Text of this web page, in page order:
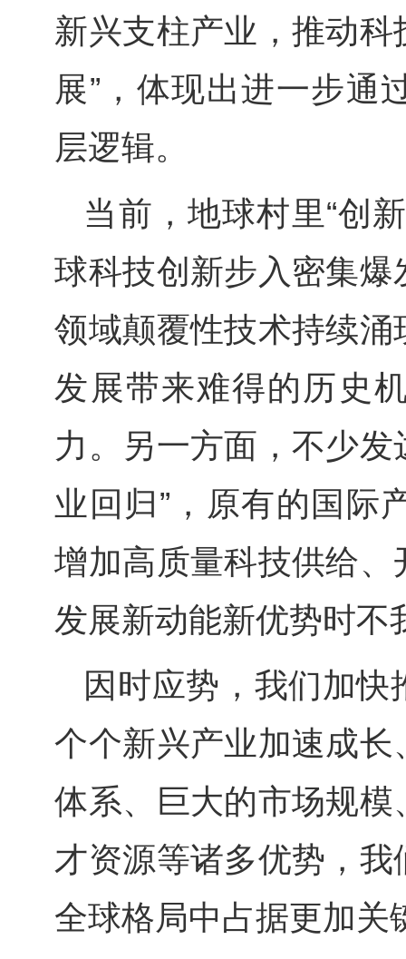
新兴支柱产业，推动
展”，体现出进一步通
层逻辑。
当前，地球村里“创
球科技创新步入密集
领域颠覆性技术持续
发展带来难得的历史
力。另一方面，不少发
业回归”，原有的国际
增加高质量科技供给
发展新动能新优势时不
因时应势，我们加
个个新兴产业加速成
体系、巨大的市场规
才资源等诸多优势，
全球格局中占据更加关